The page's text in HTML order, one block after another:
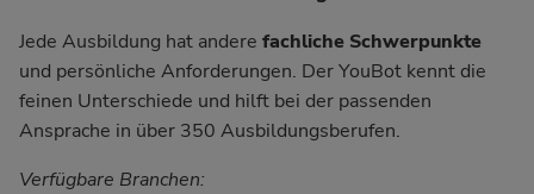
Jede Ausbildung hat andere fachliche Schwerpunkte
und persönliche Anforderungen. Der YouBot kennt die
feinen Unterschiede und hilft bei der passenden
Ansprache in über 350 Ausbildungsberufen.
Verfügbare Branchen: